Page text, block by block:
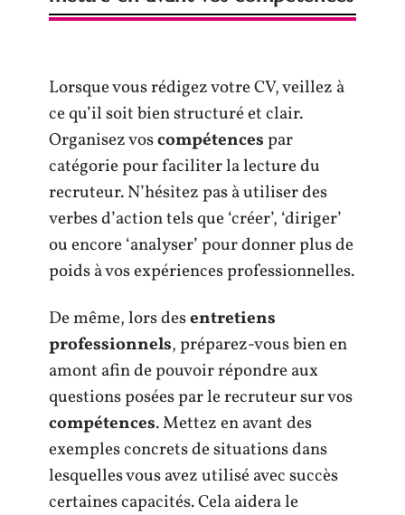
Lorsque vous rédigez votre CV, veillez à
ce qu’il soit bien structuré et clair.
Organisez voscompétencespar
catégorie pour faciliter la lecture du
recruteur. N’hésitez pas à utiliser des
verbes d’action tels que ‘créer’, ‘diriger’
ou encore ‘analyser’ pour donner plus de
poids à vos expériences professionnelles.
De même, lors desentretiens
professionnels, préparez-vous bien en
amont afin de pouvoir répondre aux
questions posées par le recruteur sur vos
compétences. Mettez en avant des
exemples concrets de situations dans
lesquelles vous avez utilisé avec succès
certaines capacités. Cela aidera le